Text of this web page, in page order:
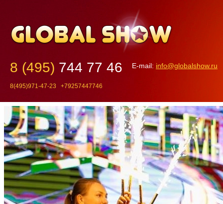
8 (495) 744 77 46
8(495)971-47-23 +79257447746
E-mail: info@globalshow.ru